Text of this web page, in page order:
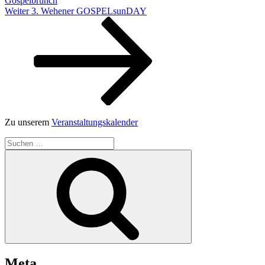
Nächster
Weiter 3. Wehener GOSPELsunDAY
Zu unserem Veranstaltungskalender
Suchen
nach: